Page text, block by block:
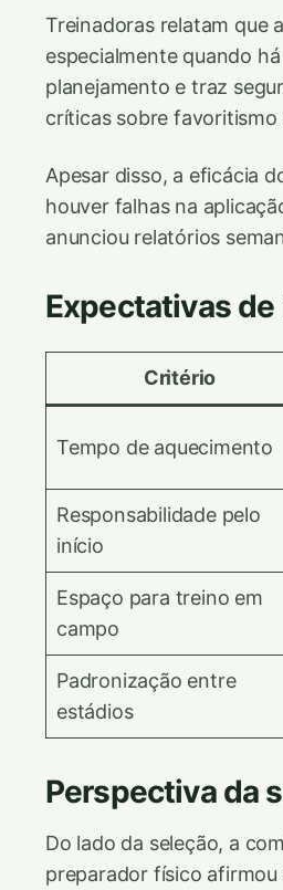
Treinadoras relatam que
especialmente quando
planejamento e traz
críticas sobre favoritismo
Apesar disso, a eficácia
houver falhas na
anunciou relatórios
Expectativas
Critério
Tempo de aquecimento
Responsabilidade pelo
início
Espaço para treino em
campo
Padronização entre
estádios
Perspectiva da
Do lado da seleção, a
preparador físico